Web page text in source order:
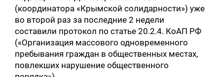
(координатора «Крымской солидарности») уже
во второй раз за последние 2 недели
составили протокол по статье 20.2.4. КоАП РФ
(«Организация массового одновременного
пребывания граждан в общественных местах,
повлекших нарушение общественного